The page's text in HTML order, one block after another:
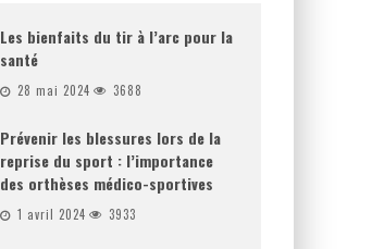
Les bienfaits du tir à l’arc pour la
santé
28 mai 2024 3688
Prévenir les blessures lors de la
reprise du sport : l’importance
des orthèses médico-sportives
1 avril 2024 3933